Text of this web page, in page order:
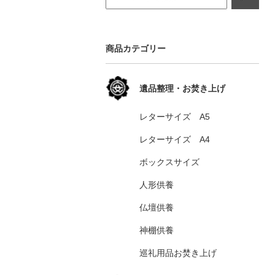
商品カテゴリー
遺品整理・お焚き上げ
レターサイズ A5
レターサイズ A4
ボックスサイズ
人形供養
仏壇供養
神棚供養
巡礼用品お焚き上げ